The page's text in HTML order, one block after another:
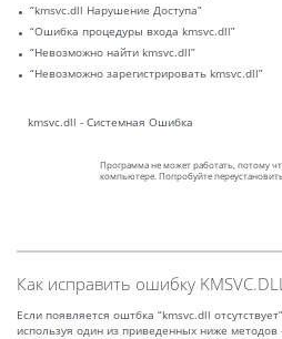
“kmsvc.dll Нарушение Доступа”
“Ошибка процедуры входа kmsvc.dll”
“Невозможно найти kmsvc.dll”
“Невозможно зарегистрировать kmsvc.dll”
kmsvc.dll - Системная Ошибка
Программа не может работать, потому
компьютере. Попробуйте
Как исправить ошибку
Если появляется оштбка “kmsvc.dll
используя один из приведенных ниже методов